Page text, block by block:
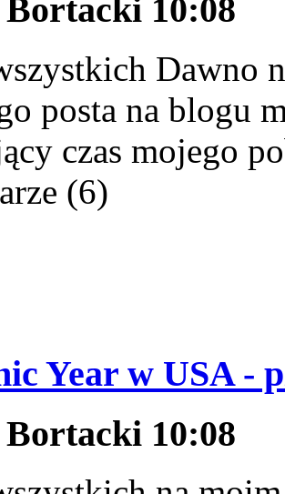
10:08
Dawno
posta na blogu
czas mojego
(6)
Year w USA -
10:08